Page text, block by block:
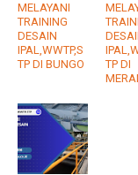
MELAYANI
TRAINING
DESAIN
IPAL,WWTP,S
TP DI BUNGO
TP DI